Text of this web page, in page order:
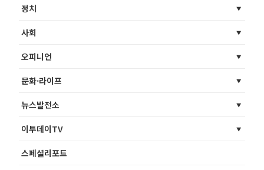
정치
사회
오피니언
문화·라이프
뉴스발전소
이투데이TV
스페셜리포트